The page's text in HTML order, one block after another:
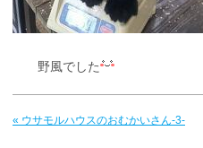
野風でした
« ウサモルハウスのおむかいさん-3-